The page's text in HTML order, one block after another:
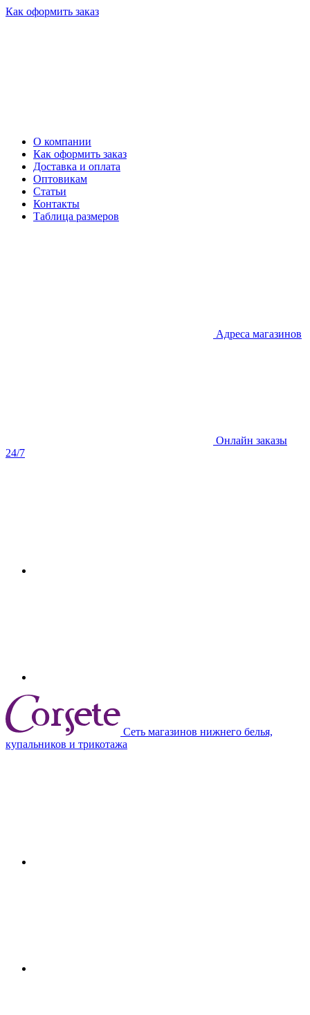
Как оформить заказ
О компании
Как оформить заказ
Доставка и оплата
Оптовикам
Статьи
Контакты
Таблица размеров
Адреса магазинов
Онлайн заказы
24/7
Сеть магазинов нижнего белья,
купальников и трикотажа